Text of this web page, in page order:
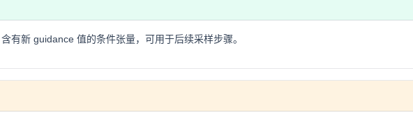
含有新 guidance 值的条件张量，可用于后续采样步骤。